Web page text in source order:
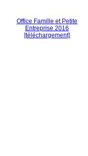
Office Famille et Petite
Entreprise 2016
[téléchargement]